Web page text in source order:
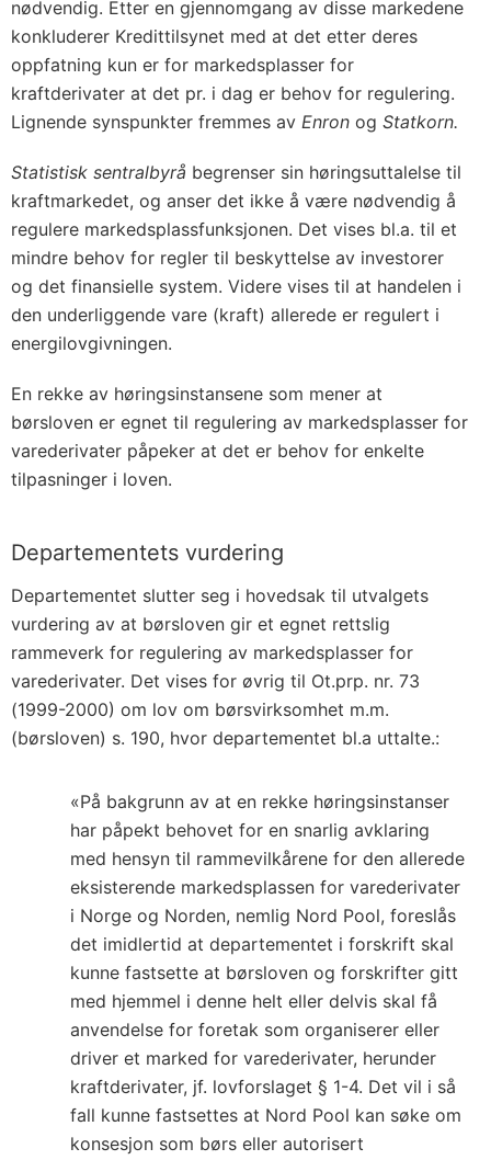
nødvendig. Etter en gjennomgang av disse markedene
konkluderer Kredittilsynet med at det etter deres
oppfatning kun er for markedsplasser for
kraftderivater at det pr. i dag er behov for regulering.
Lignende synspunkter fremmes av Enron og Statkorn.
Statistisk sentralbyrå begrenser sin høringsuttalelse til
kraftmarkedet, og anser det ikke å være nødvendig å
regulere markedsplassfunksjonen. Det vises bl.a. til et
mindre behov for regler til beskyttelse av investorer
og det finansielle system. Videre vises til at handelen i
den underliggende vare (kraft) allerede er regulert i
energilovgivningen.
En rekke av høringsinstansene som mener at
børsloven er egnet til regulering av markedsplasser for
varederivater påpeker at det er behov for enkelte
tilpasninger i loven.
Departementets vurdering
Departementet slutter seg i hovedsak til utvalgets
vurdering av at børsloven gir et egnet rettslig
rammeverk for regulering av markedsplasser for
varederivater. Det vises for øvrig til Ot.prp. nr. 73
(1999-2000) om lov om børsvirksomhet m.m.
(børsloven) s. 190, hvor departementet bl.a uttalte.:
«På bakgrunn av at en rekke høringsinstanser
har påpekt behovet for en snarlig avklaring
med hensyn til rammevilkårene for den allerede
eksisterende markedsplassen for varederivater
i Norge og Norden, nemlig Nord Pool, foreslås
det imidlertid at departementet i forskrift skal
kunne fastsette at børsloven og forskrifter gitt
med hjemmel i denne helt eller delvis skal få
anvendelse for foretak som organiserer eller
driver et marked for varederivater, herunder
kraftderivater, jf. lovforslaget § 1-4. Det vil i så
fall kunne fastsettes at Nord Pool kan søke om
konsesjon som børs eller autorisert